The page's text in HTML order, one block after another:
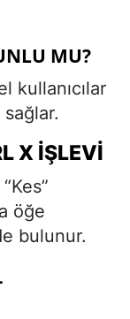
MU?
kullanıcılar
X İŞLEVI
öğe
bulunur.